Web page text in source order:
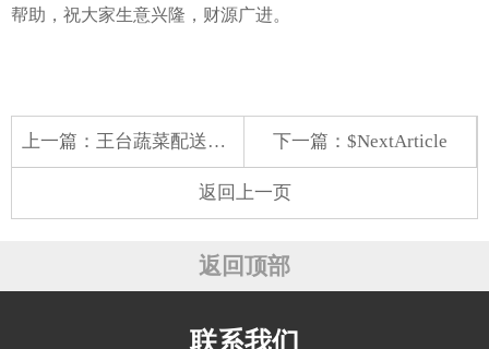
帮助，祝大家生意兴隆，财源广进。
上一篇： 王台蔬菜配送公司电话 下一篇：$NextArticle
返回上一页
返回顶部
联系我们